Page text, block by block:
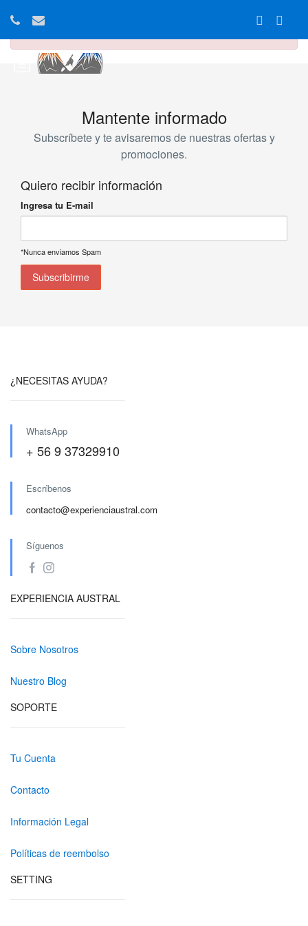
Mantente informado
Subscríbete y te avisaremos de nuestras ofertas y
promociones.
Quiero recibir información
Ingresa tu E-mail
*Nunca enviamos Spam
¿NECESITAS AYUDA?
WhatsApp
+ 56 9 37329910
Escríbenos
contacto@experienciaustral.com
Síguenos
EXPERIENCIA AUSTRAL
Sobre Nosotros
Nuestro Blog
SOPORTE
Tu Cuenta
Contacto
Información Legal
Políticas de reembolso
SETTING